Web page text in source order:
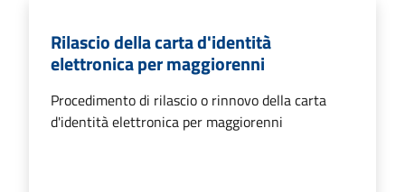
Rilascio della carta d'identità
elettronica per maggiorenni
Procedimento di rilascio o rinnovo della carta
d'identità elettronica per maggiorenni